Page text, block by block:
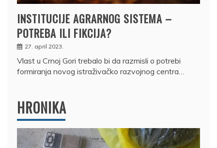
INSTITUCIJE AGRARNOG SISTEMA –
POTREBA ILI FIKCIJA?
27. april 2023.
Vlast u Crnoj Gori trebalo bi da razmisli o potrebi
formiranja novog istraživačko razvojnog centra…
HRONIKA